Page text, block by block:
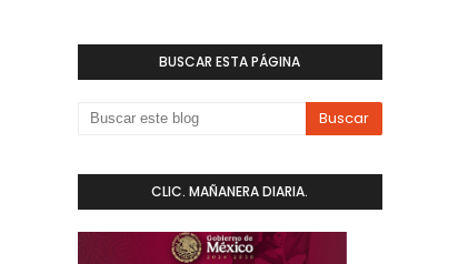
BUSCAR ESTA PÁGINA
CLIC. MAÑANERA DIARIA.